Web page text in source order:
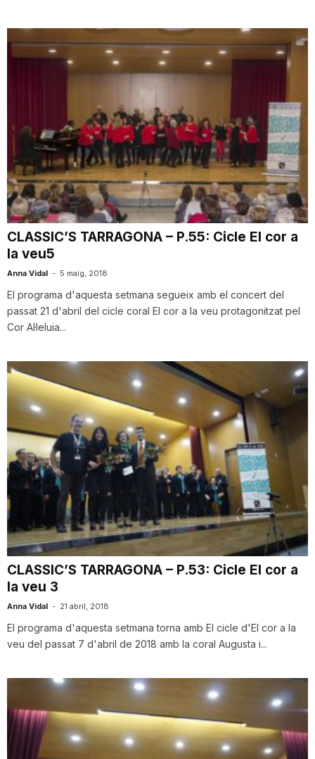
CLASSIC’S TARRAGONA – P.55: Cicle El cor a
la veu5
Anna Vidal - 5 maig, 2018
El programa d'aquesta setmana segueix amb el concert del
passat 21 d'abril del cicle coral El cor a la veu protagonitzat pel
Cor Al·leluia...
CLASSIC’S TARRAGONA – P.53: Cicle El cor a
la veu 3
Anna Vidal - 21 abril, 2018
El programa d'aquesta setmana torna amb El cicle d'El cor a la
veu del passat 7 d'abril de 2018 amb la coral Augusta i...